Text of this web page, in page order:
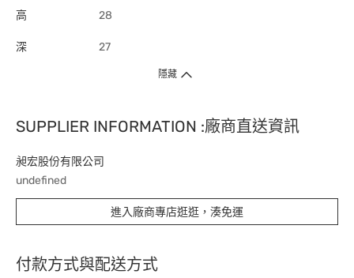
高 28
深 27
隱藏
SUPPLIER INFORMATION :廠商直送資訊
昶宏股份有限公司
undefined
進入廠商專店逛逛，湊免運
付款方式與配送方式